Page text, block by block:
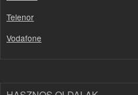
Telenor
Vodafone